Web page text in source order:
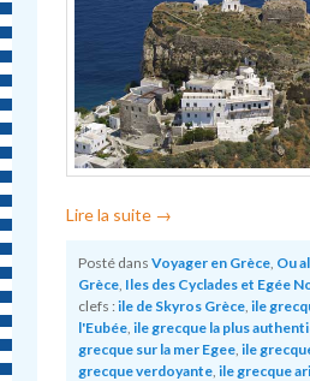
Lire la suite →
Posté dans Voyager en Grèce Ou
Grèce Iles des Cyclades et Egée
clefs : ile de Skyros Grèce ,ile
l'Eubée ,ile grecque la plus
grecque sur la mer Egee ,ile
grecque verdoyante ,ile grecque